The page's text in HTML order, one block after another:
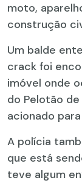
moto,
construção
Um balde
crack foi
imóvel onde
do Pelotão
acionado
A polícia
que está
teve algum